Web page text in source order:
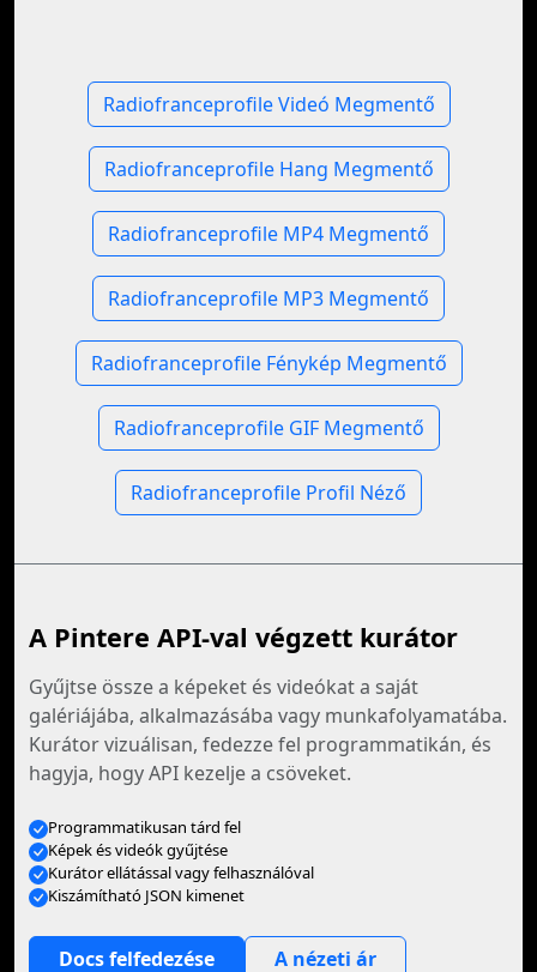
Radiofranceprofile Videó Megmentő
Radiofranceprofile Hang Megmentő
Radiofranceprofile MP4 Megmentő
Radiofranceprofile MP3 Megmentő
Radiofranceprofile Fénykép Megmentő
Radiofranceprofile GIF Megmentő
Radiofranceprofile Profil Néző
A Pintere API-val végzett kurátor
Gyűjtse össze a képeket és videókat a saját
galériájába, alkalmazásába vagy munkafolyamatába.
Kurátor vizuálisan, fedezze fel programmatikán, és
hagyja, hogy API kezelje a csöveket.
Programmatikusan tárd fel
Képek és videók gyűjtése
Kurátor ellátással vagy felhasználóval
Kiszámítható JSON kimenet
Docs felfedezése A nézeti ár